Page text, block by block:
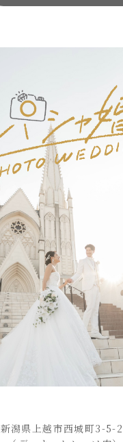
新潟県上越市西城町3-5-